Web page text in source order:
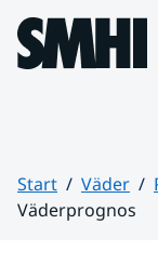
Hoppa till sidans
Start Väder
Väderprognos